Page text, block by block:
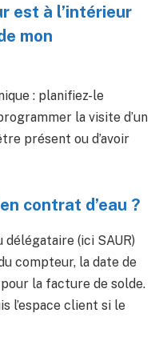
est à l’intérieur
mon
: planifiez-le
la visite d’un
présent ou d’avoir
contrat d’eau ?
(ici SAUR)
compteur, la date de
la facture de solde.
l’espace client si le